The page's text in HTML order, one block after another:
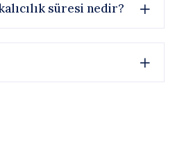
süresi nedir?